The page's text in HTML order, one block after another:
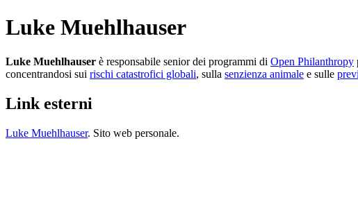
Luke Muehlhauser
Luke Muehlhauser è responsabile senior dei programmi di Open Philanthropy
concentrandosi sui rischi catastrofici globali, sulla senzienza animale e sulle
Link esterni
Luke Muehlhauser. Sito web personale.